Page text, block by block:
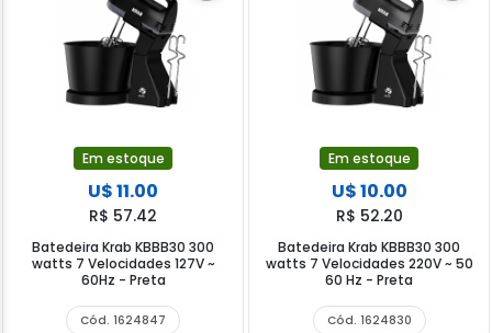
Em estoque
U$ 11.00
R$ 57.42
Batedeira Krab KBBB30 300
watts 7 Velocidades 127V ~
60Hz - Preta
Cód. 1624847
Em estoque
U$ 10.00
R$ 52.20
Batedeira Krab KBBB30 300
watts 7 Velocidades 220V ~ 50
60 Hz - Preta
Cód. 1624830